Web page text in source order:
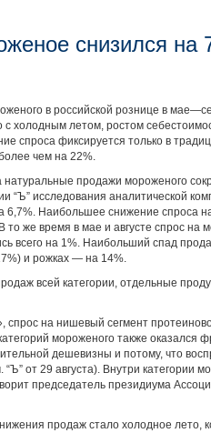
снизился на
в российской рознице в
с холодным летом, ростом
спроса фиксируется только в
чем на 22%.
продажи мороженого
“Ъ” исследования аналитической
6,7%. Наибольшее снижение спроса
то же время в мае и августе спрос
всего на 1%. Наибольший спад
и рожках — на 14%.
всей категории, отдельные
на нишевый сегмент
мороженого также оказался
дешевизны и потому, что
от 29 августа). Внутри категории
председатель президиума
продаж стало холодное лето,